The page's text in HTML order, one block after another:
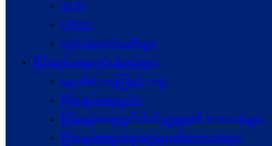
JICM
UPDJC
လုပ်ငန်းကော်မတီများ
ငြိမ်းချမ်းရေးလုပ်ငန်းစဉ်များ
နောက်ခံအကြောင်းအရာ
ငြိမ်းချမ်းရေးမူဝါဒ
ငြိမ်းချမ်းရေးတွင်ပါဝင်သူများ၏ စကားသံများ
ငြိမ်းချမ်းရေးအစုအဖွဲ့များ၏စကားသံများ